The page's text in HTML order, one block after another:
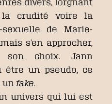
la crudité voire la
sexuelle de Marie-
s’en approcher,
son choix. Jann
être un pseudo, ce
un fake
univers qui lui est